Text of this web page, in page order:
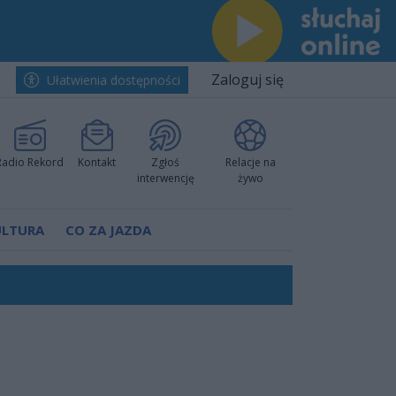
Ułatwienia dostępności Zaloguj się
Rekord Kontakt
Zgłoś
interwencję
Relacje na
żywo
CO ZA JAZDA